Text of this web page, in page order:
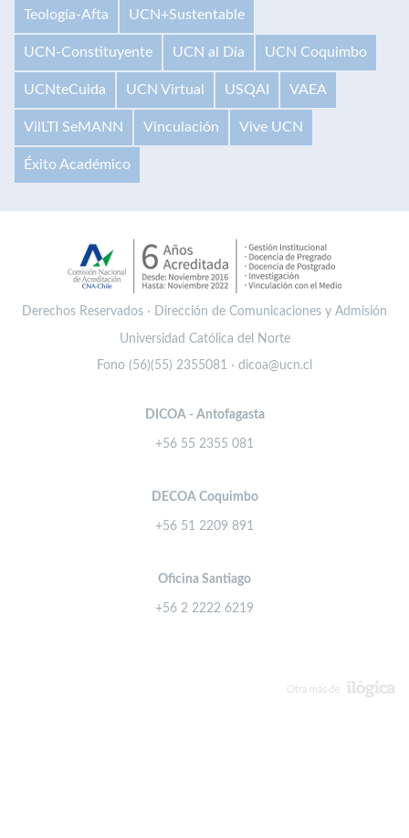
Teología-Afta UCN+Sustentable
UCN-Constituyente UCN al Día UCN Coquimbo
UCNteCuida UCN Virtual USQAI VAEA
VilLTI SeMANN Vinculación Vive UCN
Éxito Académico
Derechos Reservados · Dirección de Comunicaciones y Admisión
Universidad Católica del Norte
Fono (56)(55) 2355081 · dicoa@ucn.cl
DICOA - Antofagasta
+56 55 2355 081
DECOA Coquimbo
+56 51 2209 891
Oficina Santiago
+56 2 2222 6219